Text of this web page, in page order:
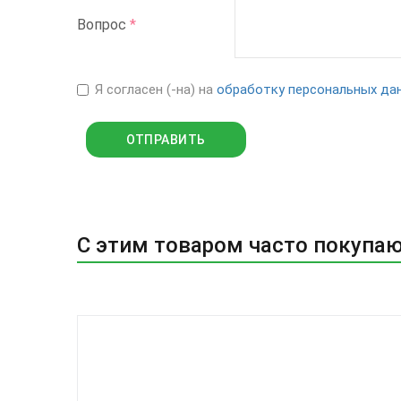
Вопрос *
Я согласен (-на) на обработку персональных
С этим товаром часто